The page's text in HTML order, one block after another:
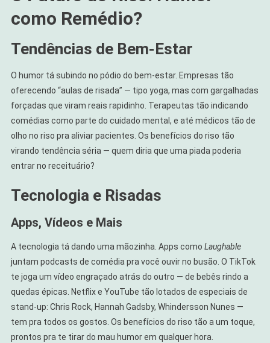
como Remédio?
Tendências de Bem-Estar
O humor tá subindo no pódio do bem-estar. Empresas tão
oferecendo “aulas de risada” — tipo yoga, mas com gargalhadas
forçadas que viram reais rapidinho. Terapeutas tão indicando
comédias como parte do cuidado mental, e até médicos tão de
olho no riso pra aliviar pacientes. Os benefícios do riso tão
virando tendência séria — quem diria que uma piada poderia
entrar no receituário?
Tecnologia e Risadas
Apps, Vídeos e Mais
A tecnologia tá dando uma mãozinha. Apps como Laughable
juntam podcasts de comédia pra você ouvir no busão. O TikTok
te joga um vídeo engraçado atrás do outro — de bebês rindo a
quedas épicas. Netflix e YouTube tão lotados de especiais de
stand-up: Chris Rock, Hannah Gadsby, Whindersson Nunes —
tem pra todos os gostos. Os benefícios do riso tão a um toque,
prontos pra te tirar do mau humor em qualquer hora.